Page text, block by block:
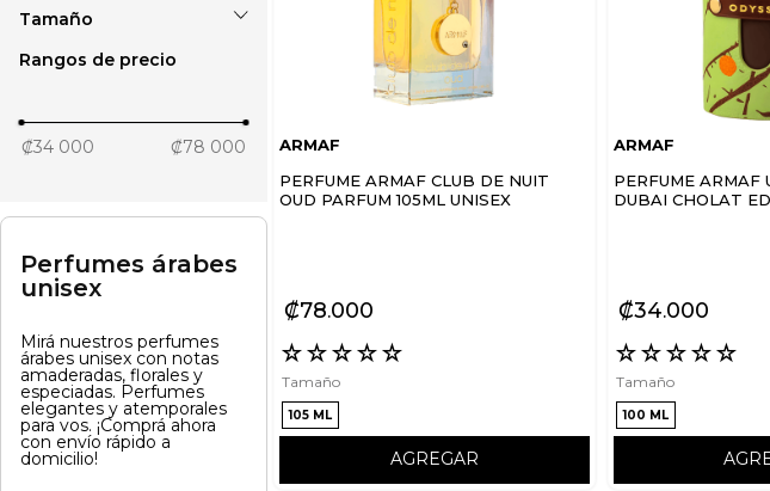
Almizcle floral
amaderado
Tamaño
100 ml
Rangos de precio
₡34 000 ₡78 000
Perfumes árabes
unisex
Mirá nuestros perfumes
árabes unisex con notas
amaderadas, florales y
especiadas. Perfumes
elegantes y atemporales
para vos. ¡Comprá ahora
con envío rápido a
domicilio!
ARMAF
PERFUME ARMAF CLUB DE NUIT
OUD PARFUM 105ML UNISEX
₡78 000
☆☆☆☆☆
Tamaño
105 ML
AGREGAR
ARMAF
PERFUME ARMAF
DUBAI CHOLAT
₡34000
☆☆☆☆☆
Tamaño
100 ML